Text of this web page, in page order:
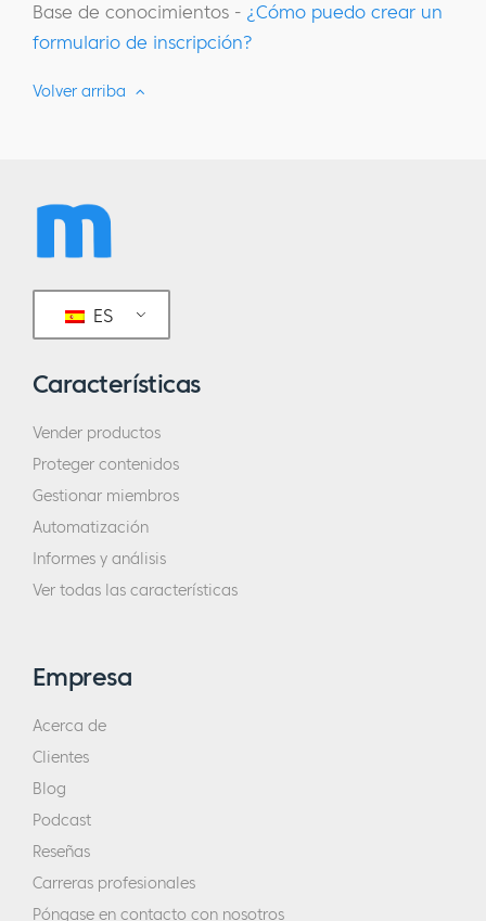
Base de conocimientos - ¿Cómo puedo crear un
formulario de inscripción?
Volver arriba
ES
Características
Vender productos
Proteger contenidos
Gestionar miembros
Automatización
Informes y análisis
Ver todas las características
Empresa
Acerca de
Clientes
Blog
Podcast
Reseñas
Carreras profesionales
Póngase en contacto con nosotros